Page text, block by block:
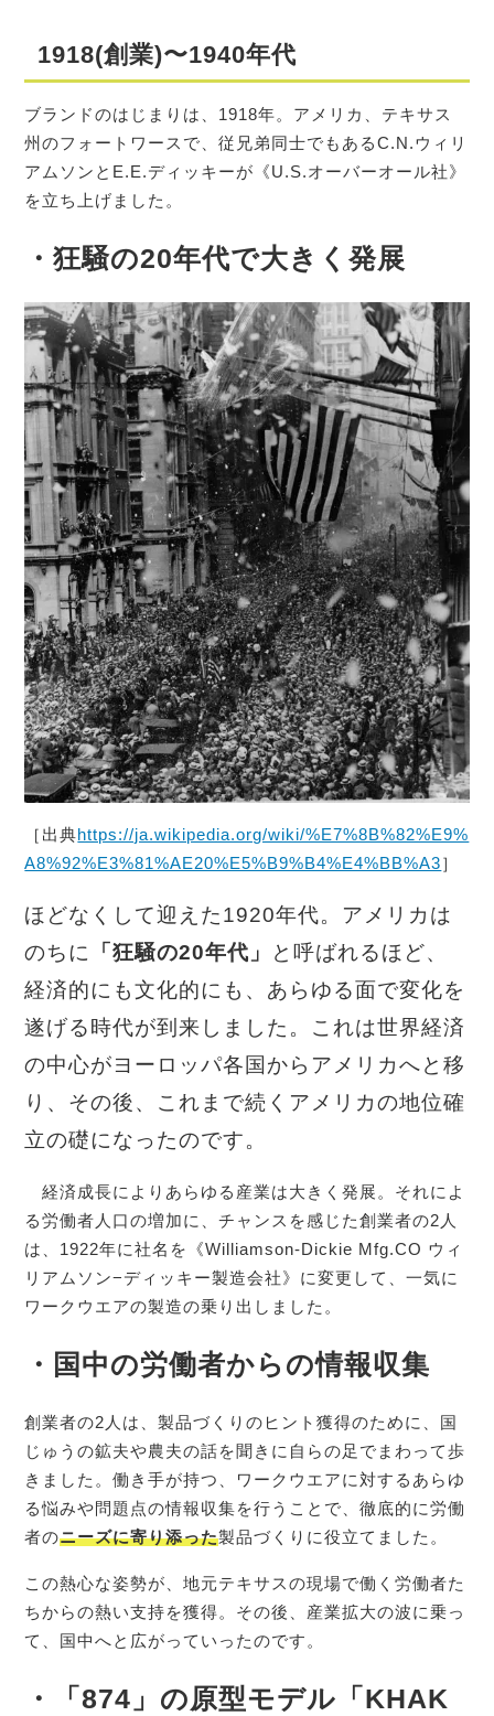
1918(創業)〜1940年代
ブランドのはじまりは、1918年。アメリカ、テキサス
州のフォートワースで、従兄弟同士でもあるC.N.ウィリ
アムソンとE.E.ディッキーが《U.S.オーバーオール社》
を立ち上げました。
・狂騒の20年代で大きく発展
［出典https://ja.wikipedia.org/wiki/%E7%8B%82%E9%
A8%92%E3%81%AE20%E5%B9%B4%E4%BB%A3］
ほどなくして迎えた1920年代。アメリカは
のちに
「狂騒の20年代」
と呼ばれるほど、
経済的にも文化的にも、あらゆる面で変化を
遂げる時代が到来しました。これは世界経済
の中心がヨーロッパ各国からアメリカへと移
り、その後、これまで続くアメリカの地位確
立の礎になったのです。
経済成長によりあらゆる産業は大きく発展。それによ
る労働者人口の増加に、チャンスを感じた創業者の2人
は、1922年に社名を《Williamson-Dickie Mfg.CO ウィ
リアムソン−ディッキー製造会社》に変更して、一気に
ワークウエアの製造の乗り出しました。
・国中の労働者からの情報収集
創業者の2人は、製品づくりのヒント獲得のために、国
じゅうの鉱夫や農夫の話を聞きに自らの足でまわって歩
きました。働き手が持つ、ワークウエアに対するあらゆ
る悩みや問題点の情報収集を行うことで、徹底的に労働
者のニーズに寄り添った製品づくりに役立てました。
この熱心な姿勢が、地元テキサスの現場で働く労働者た
ちからの熱い支持を獲得。その後、産業拡大の波に乗っ
て、国中へと広がっていったのです。
・「874」の原型モデル「KHAK